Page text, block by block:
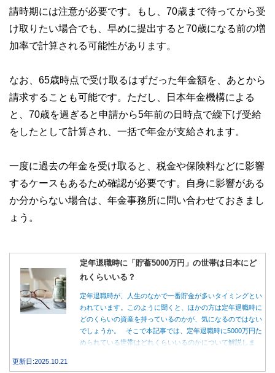
請時期には注意が必要です。もし、70歳まで待ってから受
け取りたい場合でも、早めに提出すると70歳になる前の増
加率で計算される可能性があります。
なお、65歳時点で受け取るはずだった年金額を、あとから
請求することも可能です。ただし、日本年金機構による
と、70歳を過ぎると申請から5年前の日時点で繰下げ受給
をしたとして計算され、一括で年金が支給されます。
一度に過去の年金を受け取ると、税金や保険料などに影響
するケースもあるため確認が必要です。自身に影響がある
か分からない場合は、年金事務所に問い合わせておきまし
ょう。
定年退職時に「貯蓄5000万円」の世帯は日本にど
れくらいいる？
定年退職時が、人生のなかで一番貯金が多いタイミングとい
われています。このように聞くと、ほかの方は定年退職時に
どのくらいの資産を持っているのかが、気になるのではない
でしょうか。 そこで本記事では、定年退職時に5000万円た
められている世帯はどれくらいいるのかについて解説しま
更新日:2025.10.21